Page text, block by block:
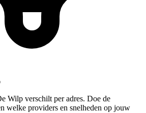
Wilp verschilt per adres. Doe de
welke providers en snelheden op jouw